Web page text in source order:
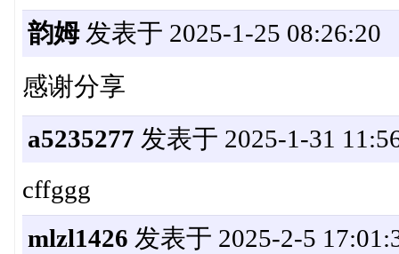
韵姆发表于 2025-1-25 08:26:20
感谢分享
a5235277 发表于 2025-1-31
cffggg
mlzl1426 发表于 2025-2-5